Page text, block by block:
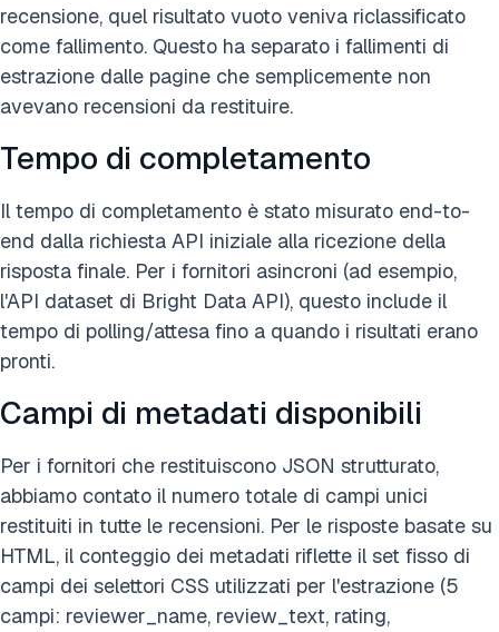
recensione, quel risultato vuoto veniva riclassificato
come fallimento. Questo ha separato i fallimenti di
estrazione dalle pagine che semplicemente non
avevano recensioni da restituire.
Tempo di completamento
Il tempo di completamento è stato misurato end-to-
end dalla richiesta API iniziale alla ricezione della
risposta finale. Per i fornitori asincroni (ad esempio,
l'API dataset di Bright Data API), questo include il
tempo di polling/attesa fino a quando i risultati erano
pronti.
Campi di metadati disponibili
Per i fornitori che restituiscono JSON strutturato,
abbiamo contato il numero totale di campi unici
restituiti in tutte le recensioni. Per le risposte basate su
HTML, il conteggio dei metadati riflette il set fisso di
campi dei selettori CSS utilizzati per l'estrazione (5
campi: reviewer_name, review_text, rating,